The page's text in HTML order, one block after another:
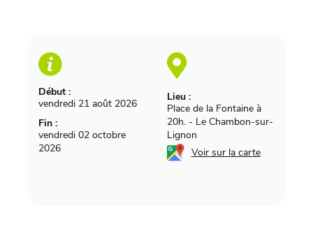
Début :
vendredi 21 août 2026
Fin :
vendredi 02 octobre
2026
Lieu :
Place de la Fontaine à
20h. - Le Chambon-sur-
Lignon
Voir sur la carte